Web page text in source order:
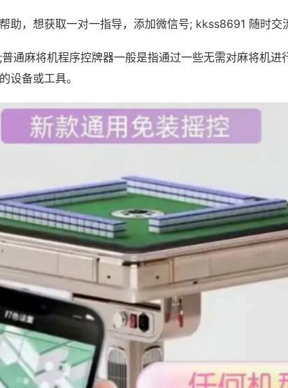
助，想获取一对一指导，添加微信号; kkss8691 随时交
通麻将机程序控牌器一般是指通过一些无需对麻将机进
设备或工具。